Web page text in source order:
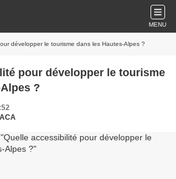
MENU
développer le tourisme dans les Hautes-Alpes ?
pour développer le tourisme
?